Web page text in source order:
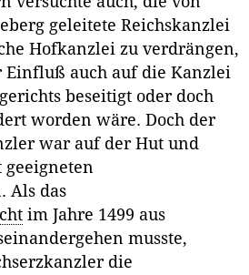
geleitete Reichskanzlei
Hofkanzlei zu verdrängen,
auch auf die Kanzlei
beseitigt oder doch
worden wäre. Doch der
war auf der Hut und
geeigneten
Als das
im Jahre 1499 aus
musste,
die